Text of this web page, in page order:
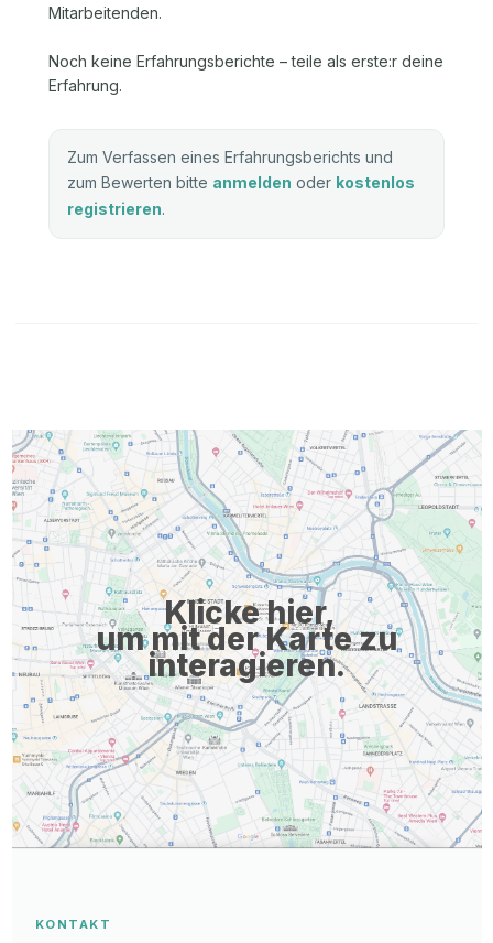
Mitarbeitenden.
Noch keine Erfahrungsberichte – teile als erste:r deine
Erfahrung.
Zum Verfassen eines Erfahrungsberichts und
zum Bewerten bitte anmelden oder kostenlos
registrieren.
Klicke hier,
um mit der Karte zu
interagieren.
KONTAKT